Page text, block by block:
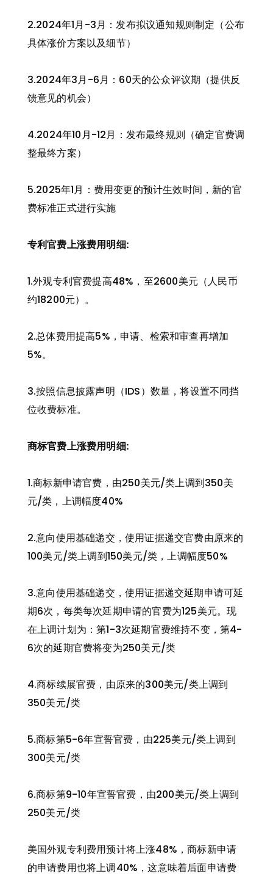
2.2024年1月-3月：发布拟议通知规则制定（公布
具体涨价方案以及细节）
3.2024年3月-6月：60天的公众评议期（提供反
馈意见的机会）
4.2024年10月-12月：发布最终规则（确定官费调
整最终方案）
5.2025年1月：费用变更的预计生效时间，新的官
费标准正式进行实施
专利官费上涨费用明细:
1.外观专利官费提高48%，至2600美元（人民币
约18200元）。
2.总体费用提高5%，申请、检索和审查再增加
5%。
3.按照信息披露声明（IDS）数量，将设置不同挡
位收费标准。
商标官费上涨费用明细:
1.商标新申请官费，由250美元/类上调到350美
元/类，上调幅度40%
2.意向使用基础递交，使用证据递交官费由原来的
100美元/类上调到150美元/类，上调幅度50%
3.意向使用基础递交，使用证据递交延期申请可延
期6次，每类每次延期申请的官费为125美元。现
在上调计划为：第1-3次延期官费维持不变，第4-
6次的延期官费将变为250美元/类
4.商标续展官费，由原来的300美元/类上调到
350美元/类
5.商标第5-6年宣誓官费，由225美元/类上调到
300美元/类
6.商标第9-10年宣誓官费，由200美元/类上调到
250美元/类
美国外观专利费用预计将上涨48%，商标新申请
的申请费用也将上调40%，这意味着后面申请费